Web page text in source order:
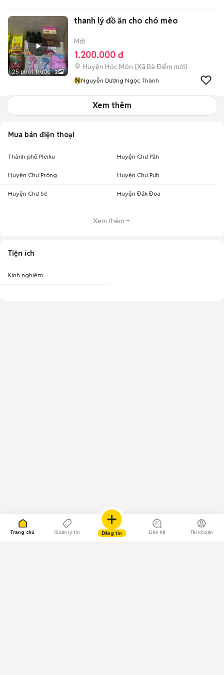
Trang chủ Quản lý tin Đăng tin Liên hệ Tài khoản
25 phút trước 2
thanh lý đồ ăn cho chó mèo
Mới
1.200.000 đ
Huyện Hóc Môn (Xã Bà Điểm mới)
NNguyễn Dương Ngọc Thành
Xem thêm
Mua bán điện thoại
Thành phố Pleiku Huyện Chư Păh
Huyện Chư Prông Huyện Chư Pưh
Huyện Chư Sê Huyện Đăk Đoa
Xem thêm
Tiện ích
Kinh nghiệm